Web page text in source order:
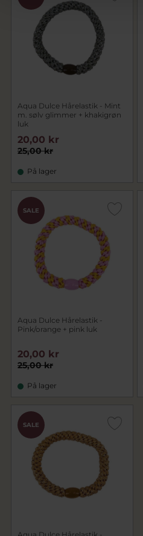
Aqua Dulce Hårelastik - Mint
m. sølv glimmer + khakigrøn
luk
25,00 kr
20,00 kr
På lager
SALE
Aqua Dulce Hårelastik -
Pink/orange + pink luk
25,00 kr
20,00 kr
På lager
SALE